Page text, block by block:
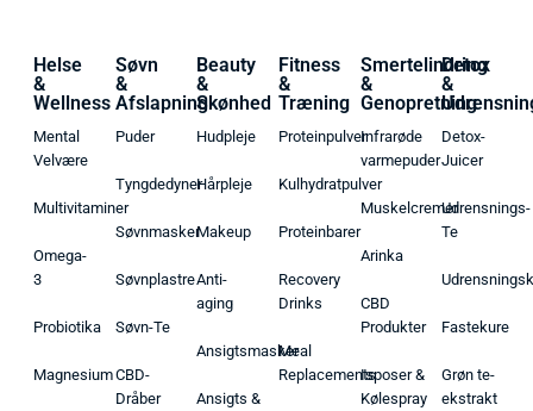
Helse
&
Wellness
Mental
Velvære
Multivitaminer
Omega-
3
Probiotika
Magnesium
Søvn
&
Afslapning
Puder
Tyngdedyner
Søvnmasker
Søvnplastre
Søvn-Te
CBD-
Dråber
Beauty
&
Skønhed
Hudpleje
Hårpleje
Makeup
Anti-
aging
Ansigtsmasker
Ansigts &
Fitness
&
Træning
Proteinpulver
Kulhydratpulver
Proteinbarer
Recovery
Drinks
Meal
Replacements
Smertelindring
&
Genopretning
Infrarøde
varmepuder
Muskelcremer
Arinka
CBD
Produkter
Isposer &
Kølespray
Detox
&
Detox-
Juicer
Udrensnings-
Te
Fastekure
Grøn te-
ekstrakt